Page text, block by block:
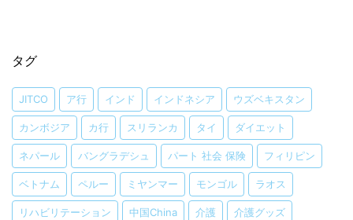
タグ
JITCO ア行 インド インドネシア ウズベキスタン
カンボジア カ行 スリランカ タイ ダイエット
ネパール バングラデシュ パート 社会 保険 フィリピン
ベトナム ペルー ミヤンマー モンゴル ラオス
リハビリテーション 中国China 介護 介護グッズ